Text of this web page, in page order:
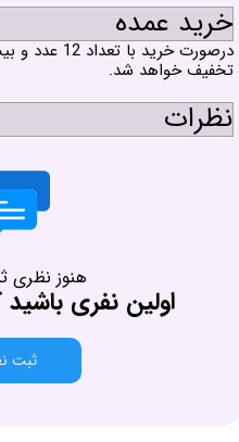
خرید عمده
تخفیف خواهد شد.
نظرات
هنوز نظری
اولین نفری
ثبت